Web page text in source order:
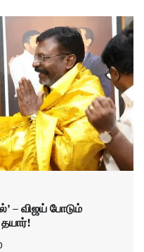
– விஜய் போடும்